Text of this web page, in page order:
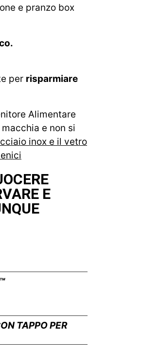
e pranzo box
per risparmiare
Alimentare
e non si
inox e il vetro
E
TAPPO PER